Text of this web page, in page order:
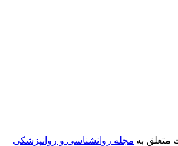
بهمجله روانشناسی و روانپزشکی